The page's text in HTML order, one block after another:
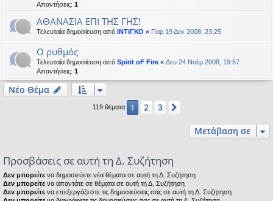
Απαντήσεις: 1
ΑΘΑΝΑΣΙΑ ΕΠΙ ΤΗΣ ΓΗΣ!
Τελευταία δημοσίευση από ΙΝΤΙΓΚΟ « Παρ 19 Δεκ 2008, 23:25
Ο ρυθμός
Τελευταία δημοσίευση από Spirit oF Fire « Δευ 24 Νοέμ 2008, 19:57
Απαντήσεις: 1
Νέο Θέμα
119 θέματα 1 2 3
Μετάβαση σε
Προσβάσεις σε αυτή τη Δ. Συζήτηση
Δεν μπορείτε να δημοσιεύετε νέα θέματα σε αυτή τη Δ. Συζήτηση
Δεν μπορείτε να απαντάτε σε θέματα σε αυτή τη Δ. Συζήτηση
Δεν μπορείτε να επεξεργάζεστε τις δημοσιεύσεις σας σε αυτή τη Δ. Συζήτηση